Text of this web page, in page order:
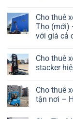
Cho thuê
Thọ (mới)
với giá cả
Cho thuê
stacker
Cho thuê
tận nơi –